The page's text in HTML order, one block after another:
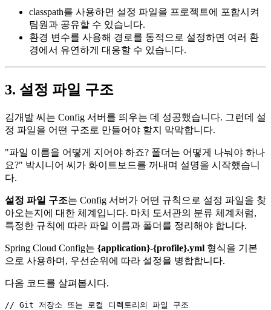
classpath를 사용하면 설정 파일을 프로젝트에 포함시켜
팀원과 공유할 수 있습니다.
환경 변수를 사용해 경로를 동적으로 설정하면 여러 환
경에서 유연하게 대응할 수 있습니다.
3. 설정 파일 구조
김개발 씨는 Config 서버를 띄우는 데 성공했습니다. 그런데 설
정 파일을 어떤 구조로 만들어야 할지 막막합니다.
"파일 이름을 어떻게 지어야 하죠? 폴더는 어떻게 나눠야 하나
요?" 박시니어 씨가 화이트보드를 꺼내며 설명을 시작했습니
다.
설정 파일 구조는 Config 서버가 어떤 규칙으로 설정 파일을 찾
아오는지에 대한 체계입니다. 마치 도서관의 분류 체계처럼,
특정한 규칙에 따라 파일 이름과 폴더를 정리해야 합니다.
Spring Cloud Config는 {application}-{profile}.yml 형식을 기본
으로 사용하며, 우선순위에 따라 설정을 병합합니다.
다음 코드를 살펴봅시다.
// Git 저장소 또는 로컬 디렉토리의 파일 구조